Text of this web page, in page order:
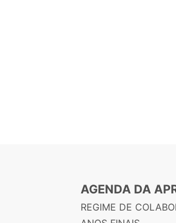
AGENDA DA
REGIME DE